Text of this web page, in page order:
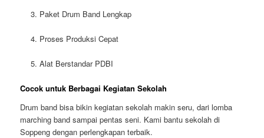
Paket Drum Band Lengkap
Proses Produksi Cepat
Alat Berstandar PDBI
Cocok untuk Berbagai Kegiatan Sekolah
Drum band bisa bikin kegiatan sekolah makin seru, dari lomba
marching band sampai pentas seni. Kami bantu sekolah di
Soppeng dengan perlengkapan terbaik.